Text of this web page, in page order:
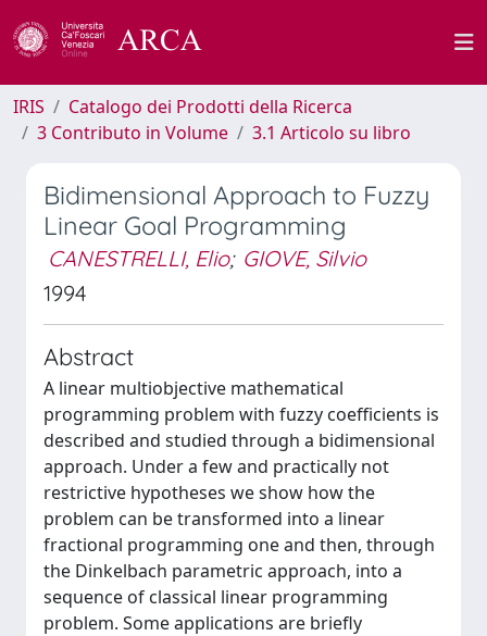
IRIS
Catalogo dei Prodotti della Ricerca
3 Contributo in Volume
3.1 Articolo su libro
Bidimensional Approach to Fuzzy
Linear Goal Programming
CANESTRELLI, Elio; GIOVE, Silvio
1994
Abstract
A linear multiobjective mathematical
programming problem with fuzzy coefficients is
described and studied through a bidimensional
approach. Under a few and practically not
restrictive hypotheses we show how the
problem can be transformed into a linear
fractional programming one and then, through
the Dinkelbach parametric approach, into a
sequence of classical linear programming
problem. Some applications are briefly